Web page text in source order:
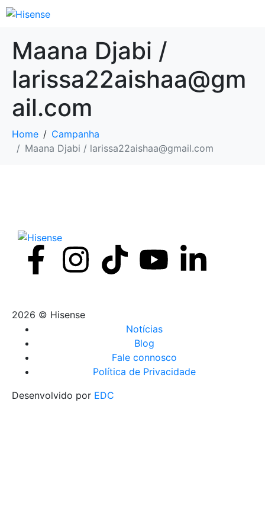
Maana Djabi /
larissa22aishaa@gm
ail.com
Home
Campanha
Maana Djabi / larissa22aishaa@gmail.com
2026 © Hisense
Notícias
Blog
Fale connosco
Política de Privacidade
Desenvolvido por EDC